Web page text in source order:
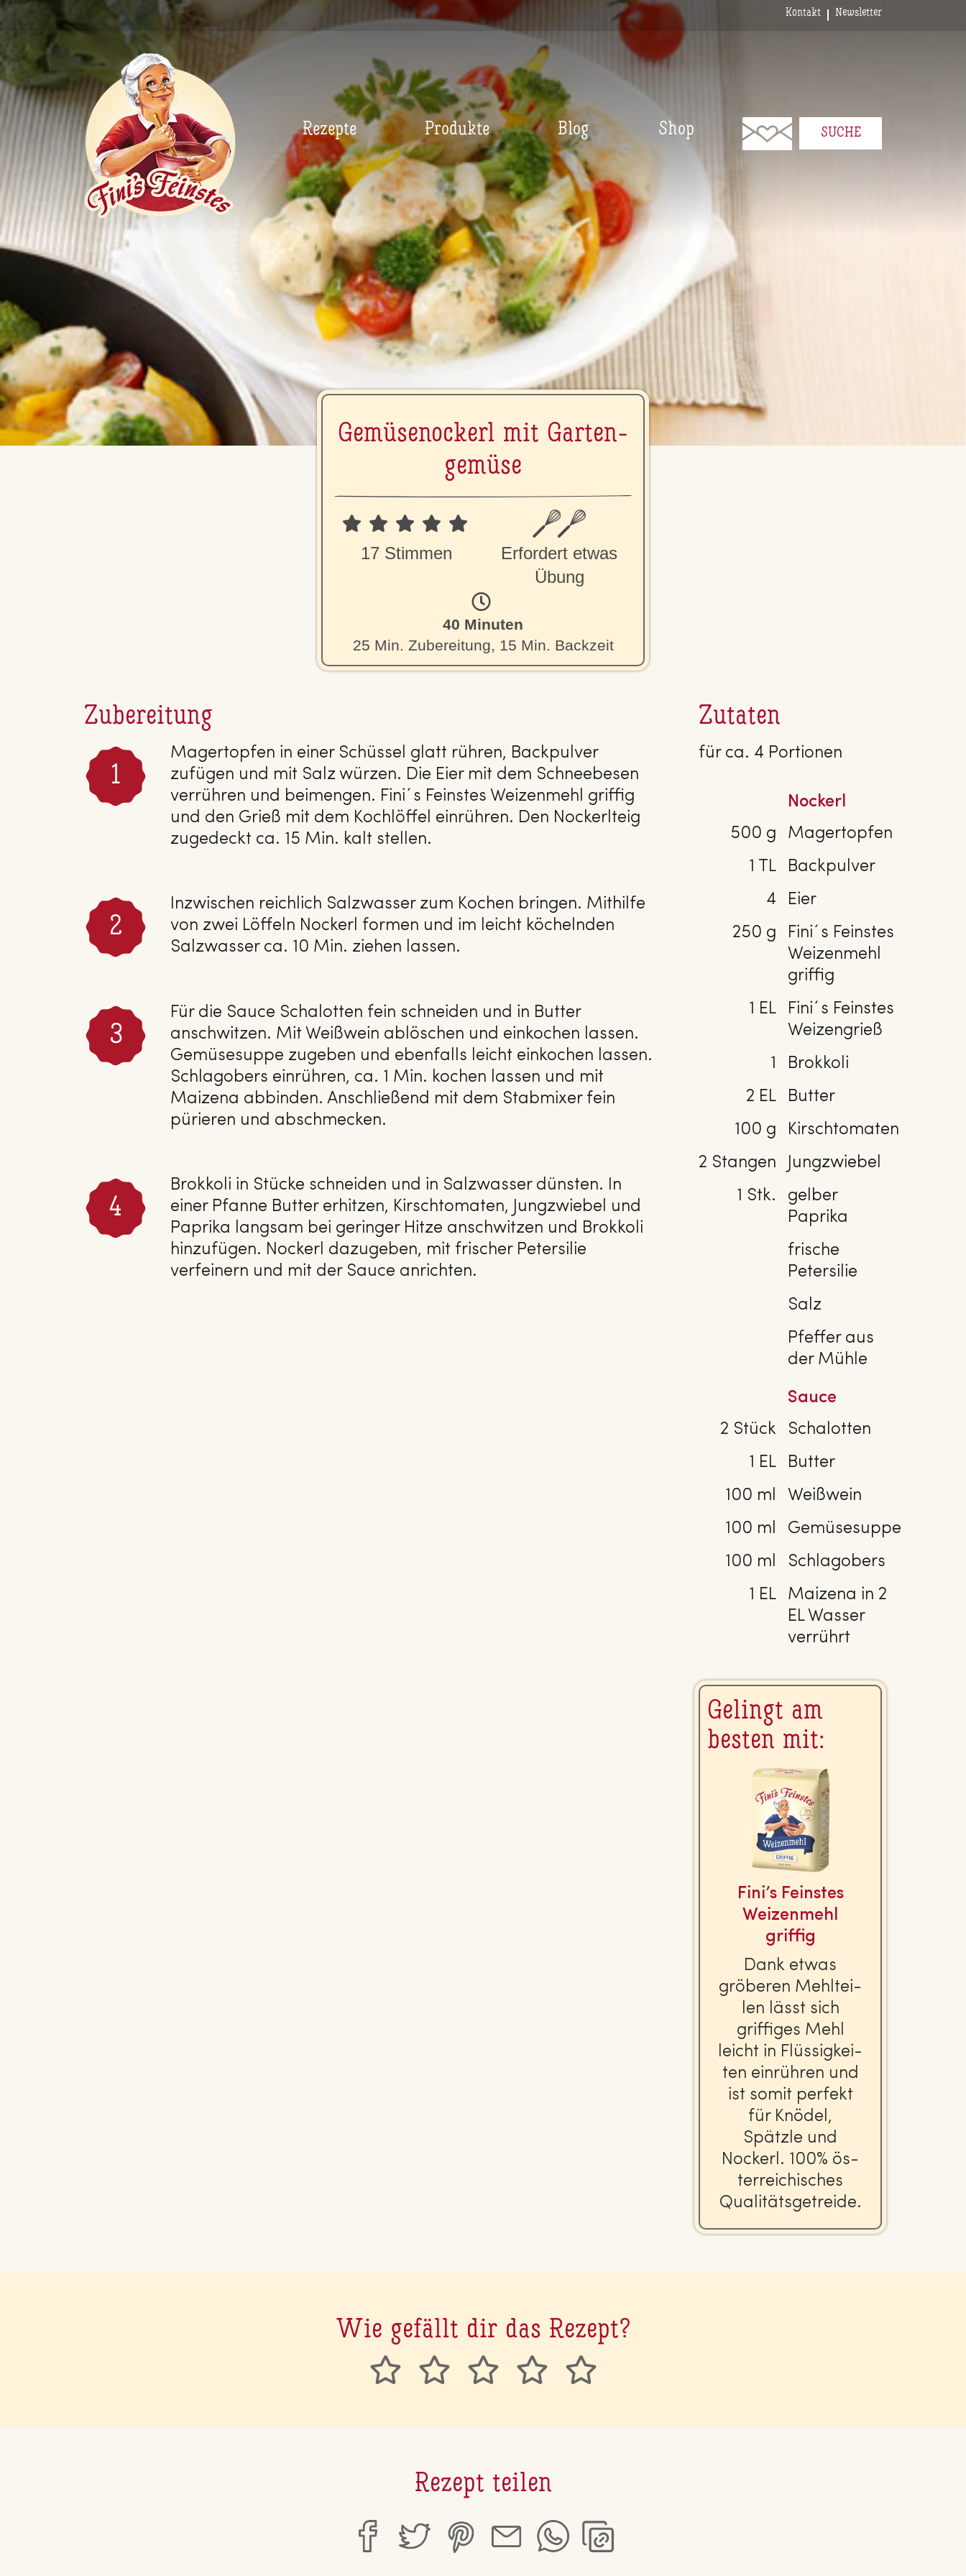
Kontakt Newsletter
Rezepte Produkte Blog Shop SUCHE
Newsletter
Ge­mü­sen­o­ckerl mit Gar­ten­
ge­mü­se
17 Stimmen
Erfordert etwas
Übung
40 Minuten
25 Min. Zubereitung, 15 Min. Backzeit
Zubereitung
Magertopfen in einer Schüssel glatt rühren, Backpulver
zufügen und mit Salz würzen. Die Eier mit dem Schneebesen
verrühren und beimengen. Fini´s Feinstes Weizenmehl griffig
und den Grieß mit dem Kochlöffel einrühren. Den Nockerlteig
zugedeckt ca. 15 Min. kalt stellen.
Inzwischen reichlich Salzwasser zum Kochen bringen. Mithilfe
von zwei Löffeln Nockerl formen und im leicht köchelnden
Salzwasser ca. 10 Min. ziehen lassen.
Für die Sauce Schalotten fein schneiden und in Butter
anschwitzen. Mit Weißwein ablöschen und einkochen lassen.
Gemüsesuppe zugeben und ebenfalls leicht einkochen lassen.
Schlagobers einrühren, ca. 1 Min. kochen lassen und mit
Maizena abbinden. Anschließend mit dem Stabmixer fein
pürieren und abschmecken.
Brokkoli in Stücke schneiden und in Salzwasser dünsten. In
einer Pfanne Butter erhitzen, Kirschtomaten, Jungzwiebel und
Paprika langsam bei geringer Hitze anschwitzen und Brokkoli
hinzufügen. Nockerl dazugeben, mit frischer Petersilie
verfeinern und mit der Sauce anrichten.
Zutaten
für ca. 4 Portionen
Nockerl
500 g
Magertopfen
1 TL
Backpulver
4
Eier
250 g
Fini´s Feinstes
Weizenmehl
griffig
1 EL
Fini´s Feinstes
Weizengrieß
1
Brokkoli
2 EL
Butter
100 g
Kirschtomaten
2 Stangen
Jungzwiebel
1 Stk.
gelber
Paprika
frische
Petersilie
Salz
Pfeffer aus
der Mühle
Sauce
2 Stück
Schalotten
1 EL
Butter
100 ml
Weißwein
100 ml
Gemüsesuppe
100 ml
Schlagobers
1 EL
Maizena in 2
EL Wasser
verrührt
Gelingt am
besten mit:
Fini’s Feinstes
Wei­zen­mehl
griffig
Dank etwas
gröberen Mehl­tei­
len lässt sich
griffiges Mehl
leicht in Flüs­sig­kei­
ten einrühren und
ist somit perfekt
für Knödel,
Spätzle und
Nockerl. 100% ös­
ter­rei­chi­sches
Qua­li­täts­ge­trei­de.
Wie gefällt dir das Rezept?
Rezept teilen